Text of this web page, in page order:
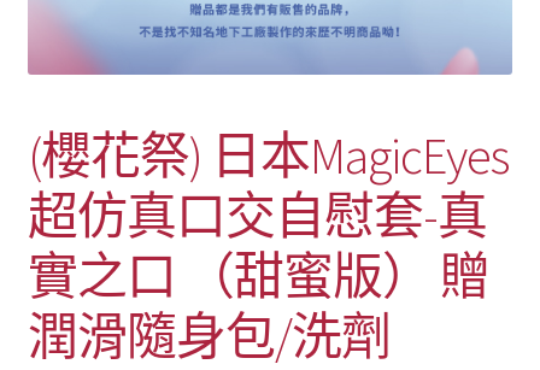
(櫻花祭) 日本MagicEyes
超仿真口交自慰套-真
實之口 （甜蜜版） 贈
潤滑隨身包/洗劑